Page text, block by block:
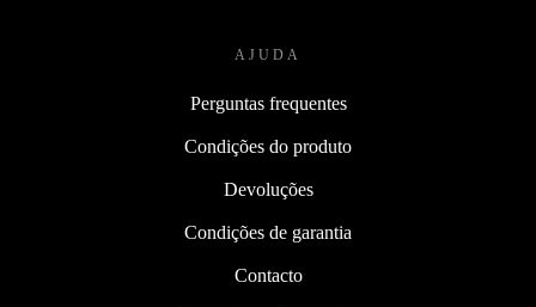
AJUDA
Perguntas frequentes
Condições do produto
Devoluções
Condições de garantia
Contacto